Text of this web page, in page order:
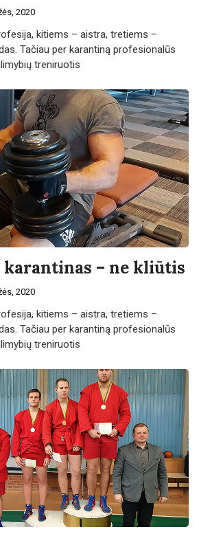
2020
kitiems – aistra, tretiems –
Tačiau per karantiną profesionalūs
treniruotis
– ne kliūtis
2020
kitiems – aistra, tretiems –
Tačiau per karantiną profesionalūs
treniruotis